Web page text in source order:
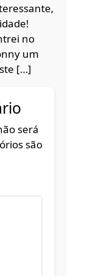
no
um
[…]
será
são